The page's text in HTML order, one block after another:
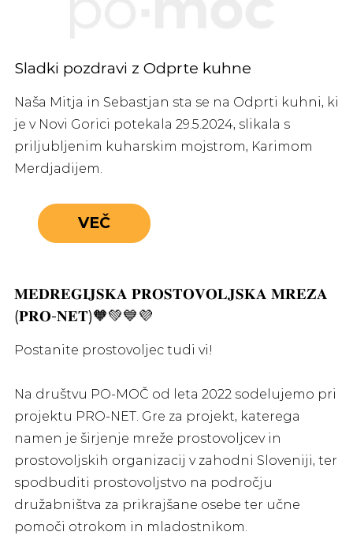
Sladki pozdravi z Odprte kuhne
Naša Mitja in Sebastjan sta se na Odprti kuhni, ki
je v Novi Gorici potekala 29.5.2024, slikala s
priljubljenim kuharskim mojstrom, Karimom
Merdjadijem.
VEČ
𝐌𝐄𝐃𝐑𝐄𝐆𝐈𝐉𝐒𝐊𝐀 𝐏𝐑𝐎𝐒𝐓𝐎𝐕𝐎𝐋𝐉𝐒𝐊𝐀 𝐌𝐑𝐄𝐙̌𝐀
(𝐏𝐑𝐎-𝐍𝐄𝐓)🧡💚💙💜
Postanite prostovoljec tudi vi!
Na društvu PO-MOČ od leta 2022 sodelujemo pri
projektu PRO-NET. Gre za projekt, katerega
namen je širjenje mreže prostovoljcev in
prostovoljskih organizacij v zahodni Sloveniji, ter
spodbuditi prostovoljstvo na področju
družabništva za prikrajšane osebe ter učne
pomoči otrokom in mladostnikom.